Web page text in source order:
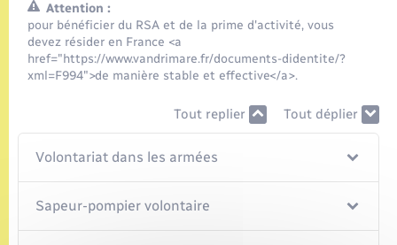
Attention :
pour bénéficier du RSA et de la prime d'activité, vous
devez résider en France <a
href="https://www.vandrimare.fr/documents-didentite/?
xml=F994">de manière stable et effective</a>.
Tout replier Tout déplier
Volontariat dans les armées
Sapeur-pompier volontaire